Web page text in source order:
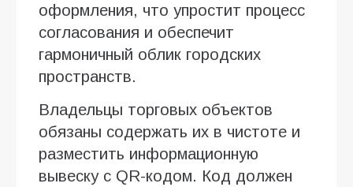
оформления, что упростит процесс
согласования и обеспечит
гармоничный облик городских
пространств.
Владельцы торговых объектов
обязаны содержать их в чистоте и
разместить информационную
вывеску с QR-кодом. Код должен